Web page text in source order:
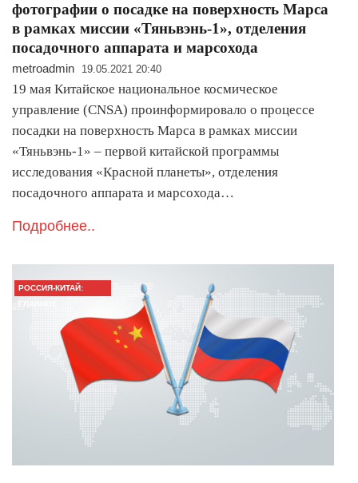
фотографии о посадке на поверхность Марса
в рамках миссии «Тяньвэнь-1», отделения
посадочного аппарата и марсохода
metroadmin 19.05.2021 20:40
19 мая Китайское национальное космическое
управление (CNSA) проинформировало о процессе
посадки на поверхность Марса в рамках миссии
«Тяньвэнь-1» – первой китайской программы
исследования «Красной планеты», отделения
посадочного аппарата и марсохода…
Подробнее..
РОССИЯ-КИТАЙ:
ГЛАВНОЕ